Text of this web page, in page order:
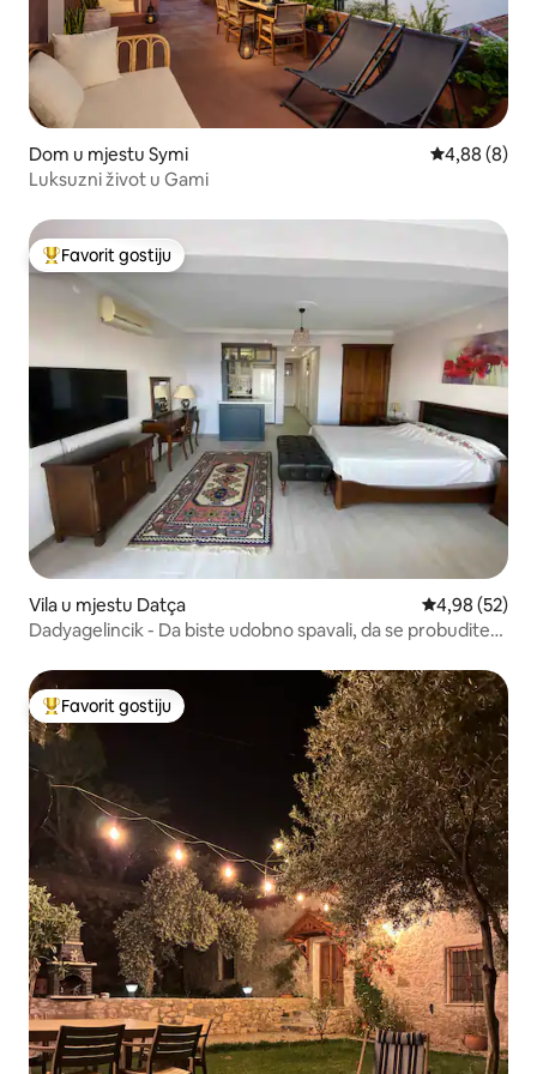
Dom u mjestu Symi Prosječna
4,88 (8)
Luksuzni život u Gami
Glavni favorit gostiju
Favorit gostiju
Vila u mjestu Datça Prosječna
4,98 (52)
Dadyagelincik - Da biste udobno spavali, da se probudite
Glavni favorit gostiju
Favorit gostiju